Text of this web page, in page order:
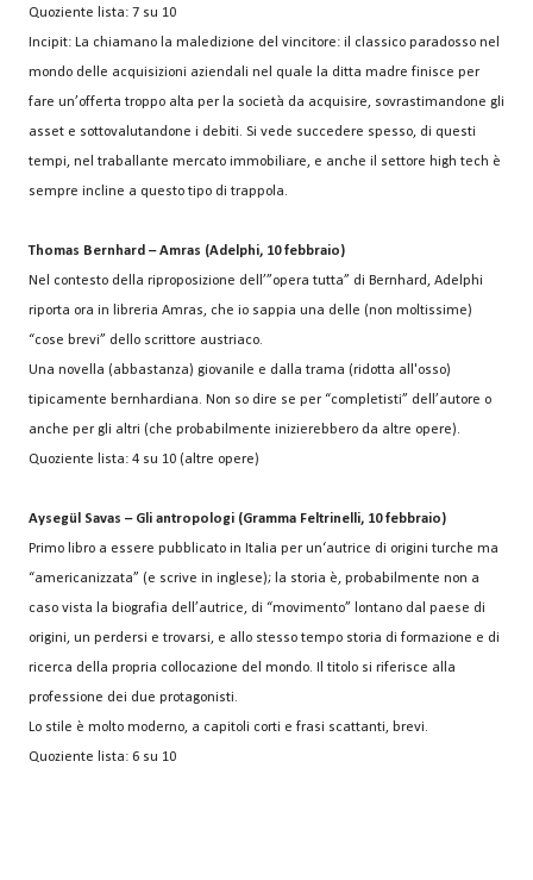
Quoziente lista: 7 su 10
Incipit: La chiamano la maledizione del vincitore: il classico paradosso nel
mondo delle acquisizioni aziendali nel quale la ditta madre finisce per
fare un’offerta troppo alta per la società da acquisire, sovrastimandone gli
asset e sottovalutandone i debiti. Si vede succedere spesso, di questi
tempi, nel traballante mercato immobiliare, e anche il settore high tech è
sempre incline a questo tipo di trappola.
Thomas Bernhard – Amras (Adelphi, 10 febbraio)
Nel contesto della riproposizione dell’”opera tutta” di Bernhard, Adelphi
riporta ora in libreria Amras, che io sappia una delle (non moltissime)
“cose brevi” dello scrittore austriaco.
Una novella (abbastanza) giovanile e dalla trama (ridotta all'osso)
tipicamente bernhardiana. Non so dire se per “completisti” dell’autore o
anche per gli altri (che probabilmente inizierebbero da altre opere).
Quoziente lista: 4 su 10 (altre opere)
Aysegül Savas – Gli antropologi (Gramma Feltrinelli, 10 febbraio)
Primo libro a essere pubblicato in Italia per un‘autrice di origini turche ma
“americanizzata” (e scrive in inglese); la storia è, probabilmente non a
caso vista la biografia dell’autrice, di “movimento” lontano dal paese di
origini, un perdersi e trovarsi, e allo stesso tempo storia di formazione e di
ricerca della propria collocazione del mondo. Il titolo si riferisce alla
professione dei due protagonisti.
Lo stile è molto moderno, a capitoli corti e frasi scattanti, brevi.
Quoziente lista: 6 su 10